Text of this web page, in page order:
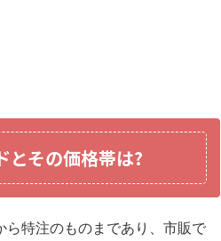
とその価格帯は?
ら特注のものまであり、市販で